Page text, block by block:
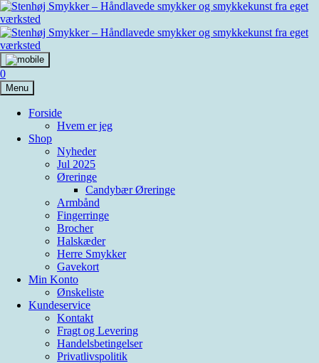
Skip
to
content
0
Menu
Forside
Hvem er jeg
Shop
Nyheder
Jul 2025
Øreringe
Candybær Øreringe
Armbånd
Fingerringe
Brocher
Halskæder
Herre Smykker
Gavekort
Min Konto
Ønskeliste
Kundeservice
Kontakt
Fragt og Levering
Handelsbetingelser
Privatlivspolitik